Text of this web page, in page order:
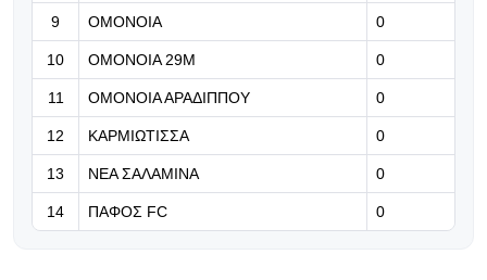
Η Μπαρσελόνα πιέζει για Άλβαρες
και Ρόδρι (pic)
9 ΟΜΟΝΟΙΑ 0
10 ΟΜΟΝΟΙΑ 29Μ 0
11 ΟΜΟΝΟΙΑ ΑΡΑΔΙΠΠΟΥ 0
12 ΚΑΡΜΙΩΤΙΣΣΑ 0
13 ΝΕΑ ΣΑΛΑΜΙΝΑ 0
14 ΠΑΦΟΣ FC 0